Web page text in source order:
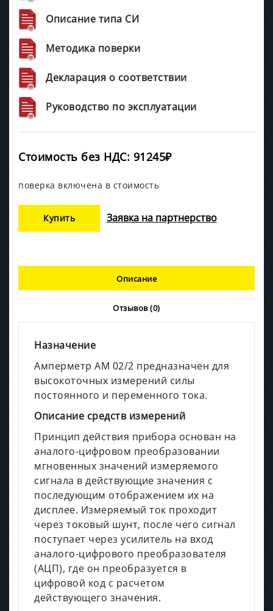
Описание типа СИ
Методика поверки
Декларация о соответствии
Руководство по эксплуатации
Стоимость без НДС: 91245₽
поверка включена в стоимость
Купить Заявка на партнерство
Описание
Отзывов (0)
Назначение
Амперметр АМ 02/2 предназначен для
высокоточных измерений силы
постоянного и переменного тока.
Описание средств измерений
Принцип действия прибора основан на
аналого-цифровом преобразовании
мгновенных значений измеряемого
сигнала в действующие значения с
последующим отображением их на
дисплее. Измеряемый ток проходит
через токовый шунт, после чего сигнал
поступает через усилитель на вход
аналого-цифрового преобразователя
(АЦП), где он преобразуется в
цифровой код с расчетом
действующего значения.